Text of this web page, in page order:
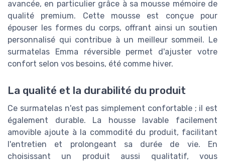
avancée, en particulier grâce à sa mousse mémoire de
qualité premium. Cette mousse est conçue pour
épouser les formes du corps, offrant ainsi un soutien
personnalisé qui contribue à un meilleur sommeil. Le
surmatelas Emma réversible permet d'ajuster votre
confort selon vos besoins, été comme hiver.
La qualité et la durabilité du produit
Ce surmatelas n'est pas simplement confortable ; il est
également durable. La housse lavable facilement
amovible ajoute à la commodité du produit, facilitant
l'entretien et prolongeant sa durée de vie. En
choisissant un produit aussi qualitatif, vous